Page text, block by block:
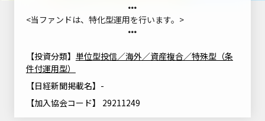
投資信託新商品のご案内
ちょこっと3分！ファンドシアター
有価証券届出書の効力の発生の有無について
Goal Navi
資産形成サポート
NAMシティ
お問い合わせ
トップメッセージ
特別対談
サステナビリティ経営基本方針
ニッセイアセットについてTOP
プレスリリース
採用情報
検索したいキーワードを入力してください。
<当ファンドは、特化型運用を行います。>
【投資分類】 単位型投信／海外／資産複合／特殊型（条
件付運用型）
【日経新聞掲載名】-
【加入協会コード】 29211249